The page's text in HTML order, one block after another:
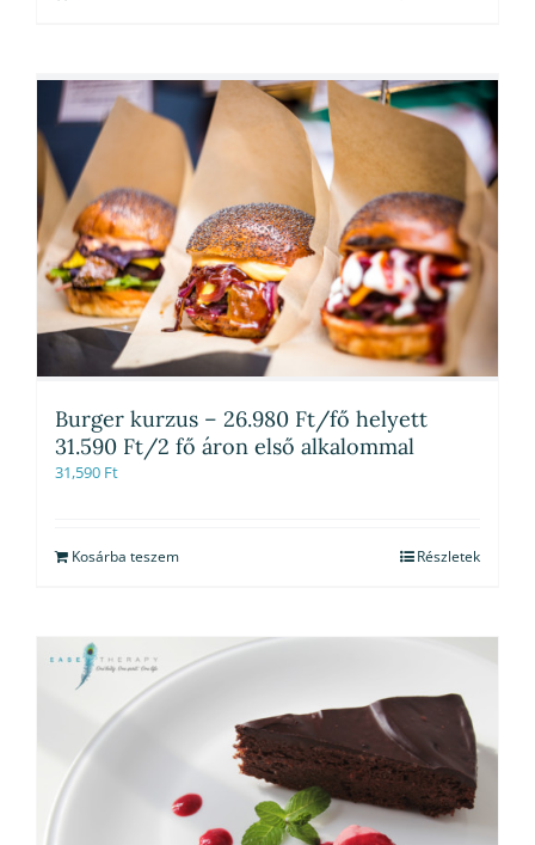
Burger kurzus – 26.980 Ft/fő helyett
31.590 Ft/2 fő áron első alkalommal
31,590 Ft
Kosárba teszem Részletek